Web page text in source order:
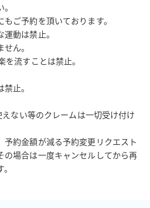
結（横浜ジョイナス店）
イレがそれぞれ１つずつあります。
ます。
ご予約を頂いております。
動は禁止。
ん。
を流すことは禁止。
止。
ない等のクレームは一切受け付け
予約金額が減る予約変更リクエスト
の場合は一度キャンセルしてから再